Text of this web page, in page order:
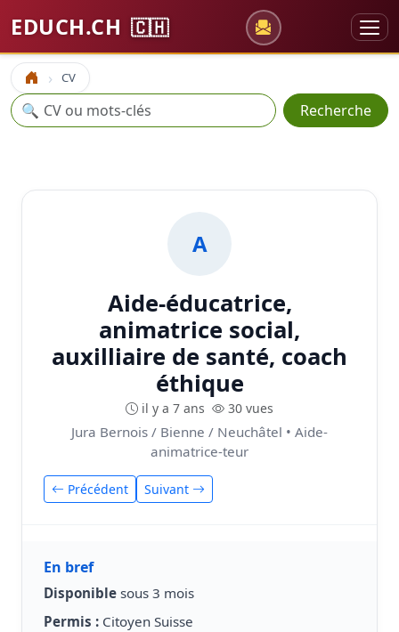
EDUCH.CH 🇨🇭
Accueil CV
Recherche
🔍 Recherche
A
Aide-éducatrice,
animatrice social,
auxilliaire de santé, coach
éthique
il y a 7 ans 30 vues
Jura Bernois / Bienne / Neuchâtel • Aide-
animatrice-teur
Précédent Suivant
En bref
Disponible sous 3 mois
Permis : Citoyen Suisse